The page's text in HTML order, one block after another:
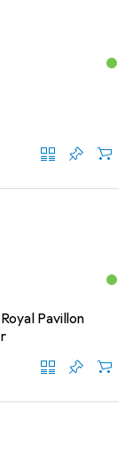
Pavillon